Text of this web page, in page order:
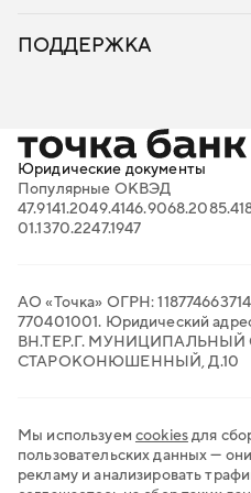
Комплаенс-ассистент
Облачная касса
Проверка контрагентов
Продажи на маркетплейсах
Торговый эквайринг
Электронный документооборот
Транспортный ЭДО
QR-платежи
ПОДДЕРЖКА
Юридические документы
Популярные ОКВЭД
47.9141.2049.4146.9068.2085.41
01.1370.2247.1947
АО «Точка» ОГРН:
770401001. Юридический
ВН.ТЕР.Г.
СТАРОКОНЮШЕННЫЙ, Д.10
Мы используем cookiesдля
пользовательских данных —
рекламу и анализировать